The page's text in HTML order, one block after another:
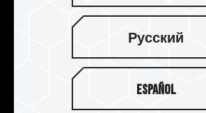
T-FORCE XTREEM DDR5 采用
散热片，提升其质量，热容量也同
高导热系数的导热硅胶，加强
配可耐酸、抗腐蚀、抗锈、不导电
里，整体达到完美散热效果。
Русский
Español